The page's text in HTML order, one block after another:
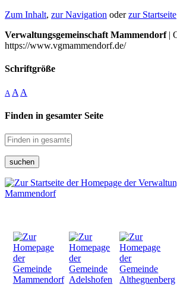
Zum Inhalt, zur Navigation oderzur Startseite
Verwaltungsgemeinschaft Mammendorf|
https://www.vgmammendorf.de/
Schriftgröße
A A A
Finden in gesamter Seite
suchen